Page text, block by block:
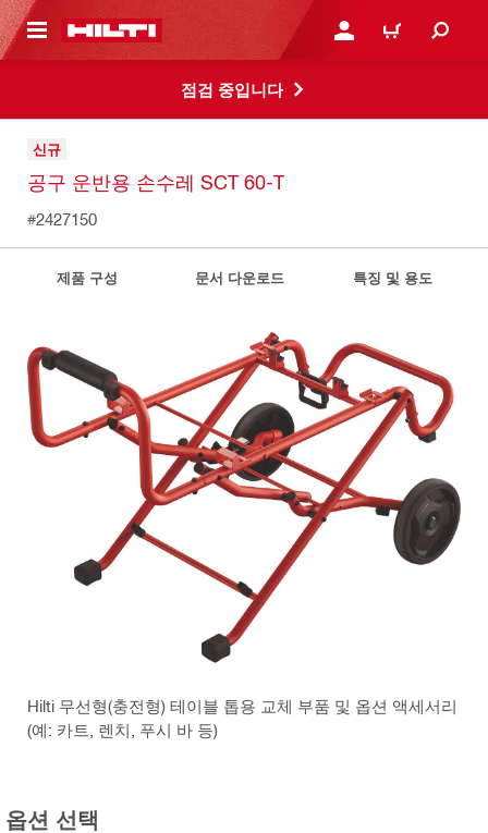
으로 건너뛰기 로그인 또는 회원가입
장바구니
점검 중입니다
신규
공구 운반용 손수레 SCT 60-T
#2427150
제품 구성 문서 다운로드 특징 및 용도
Hilti 무선형(충전형) 테이블 톱용 교체 부품 및 옵션 액세서리
(예: 카트, 렌치, 푸시 바 등)
옵션 선택